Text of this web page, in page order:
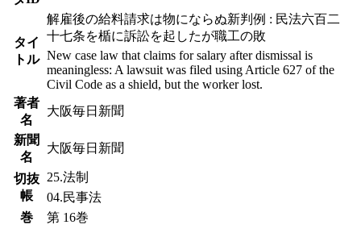
タイ
トル
解雇後の給料請求は物にならぬ新判例 : 民法六百二
十七条を楯に訴訟を起したが職工の敗
New case law that claims for salary after dismissal is
meaningless: A lawsuit was filed using Article 627 of the
Civil Code as a shield, but the worker lost.
著者
名
大阪毎日新聞
新聞
名
大阪毎日新聞
切抜
帳
25.法制
04.民事法
巻
第 16巻